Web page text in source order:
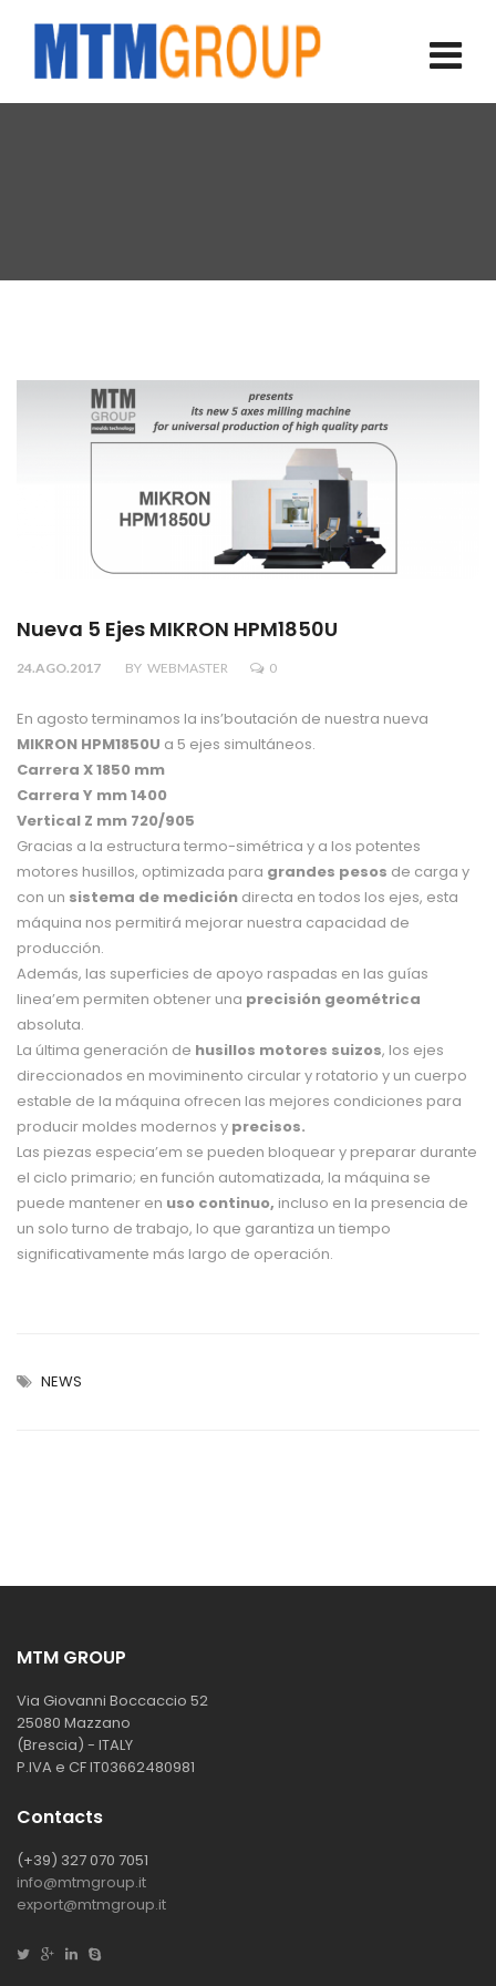
Nueva 5 Ejes MIKRON HPM1850U
24.AGO.2017 BY WEBMASTER 0
En agosto terminamos la ins’boutación de nuestra nueva
MIKRON HPM1850U a 5 ejes simultáneos.
Carrera X 1850 mm
Carrera Y mm 1400
Vertical Z mm 720/905
Gracias a la estructura termo-simétrica y a los potentes
motores husillos, optimizada para grandes pesos de carga y
con un sistema de medición directa en todos los ejes, esta
máquina nos permitirá mejorar nuestra capacidad de
producción.
Además, las superficies de apoyo raspadas en las guías
linea’em permiten obtener una precisión geométrica
absoluta.
La última generación de husillos motores suizos, los ejes
direccionados en moviminento circular y rotatorio y un cuerpo
estable de la máquina ofrecen las mejores condiciones para
producir moldes modernos y precisos.
Las piezas especia’em se pueden bloquear y preparar durante
el ciclo primario; en función automatizada, la máquina se
puede mantener en uso continuo, incluso en la presencia de
un solo turno de trabajo, lo que garantiza un tiempo
significativamente más largo de operación.
NEWS
MTM GROUP
Via Giovanni Boccaccio 52
25080 Mazzano
(Brescia) - ITALY
P.IVA e CF IT03662480981
Contacts
(+39) 327 070 7051
info@mtmgroup.it
export@mtmgroup.it